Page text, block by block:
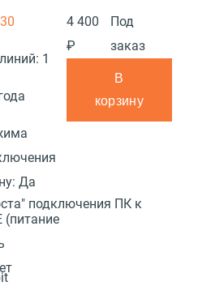
подключения ПК к
1
Да
(питание
4 400
₽
Под
заказ
В
корзину